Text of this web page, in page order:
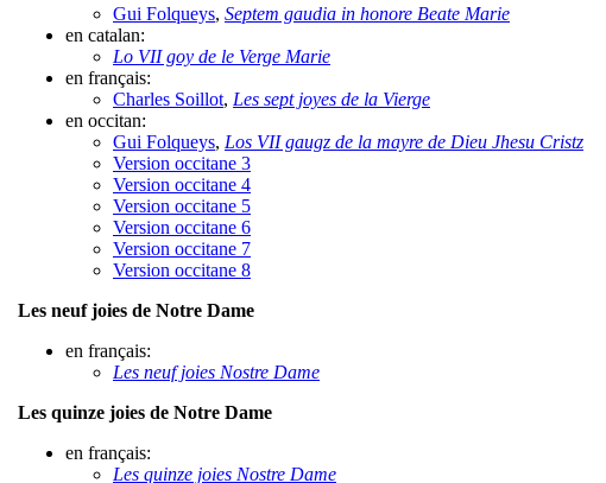
Gui Folqueys, Septem gaudia in honore Beate Marie
en catalan:
Lo VII goy de le Verge Marie
en français:
Charles Soillot, Les sept joyes de la Vierge
en occitan:
Gui Folqueys, Los VII gaugz de la mayre de Dieu Jhesu Cristz
Version occitane 3
Version occitane 4
Version occitane 5
Version occitane 6
Version occitane 7
Version occitane 8
Les neuf joies de Notre Dame
en français:
Les neuf joies Nostre Dame
Les quinze joies de Notre Dame
en français:
Les quinze joies Nostre Dame